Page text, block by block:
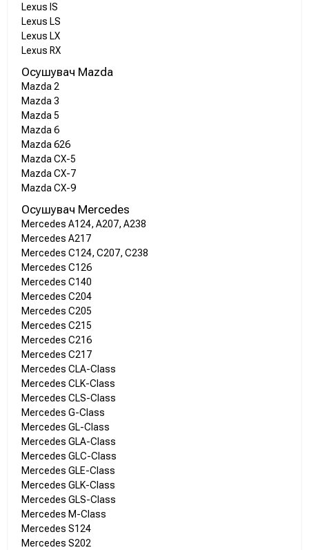
Lexus IS
Lexus LS
Lexus LX
Lexus RX
Осушувач Mazda
Mazda 2
Mazda 3
Mazda 5
Mazda 6
Mazda 626
Mazda CX-5
Mazda CX-7
Mazda CX-9
Осушувач Mercedes
Mercedes A124, A207, A238
Mercedes A217
Mercedes C124, C207, C238
Mercedes C126
Mercedes C140
Mercedes C204
Mercedes C205
Mercedes C215
Mercedes C216
Mercedes C217
Mercedes CLA-Class
Mercedes CLK-Class
Mercedes CLS-Class
Mercedes G-Class
Mercedes GL-Class
Mercedes GLA-Class
Mercedes GLC-Class
Mercedes GLE-Class
Mercedes GLK-Class
Mercedes GLS-Class
Mercedes M-Class
Mercedes S124
Mercedes S202